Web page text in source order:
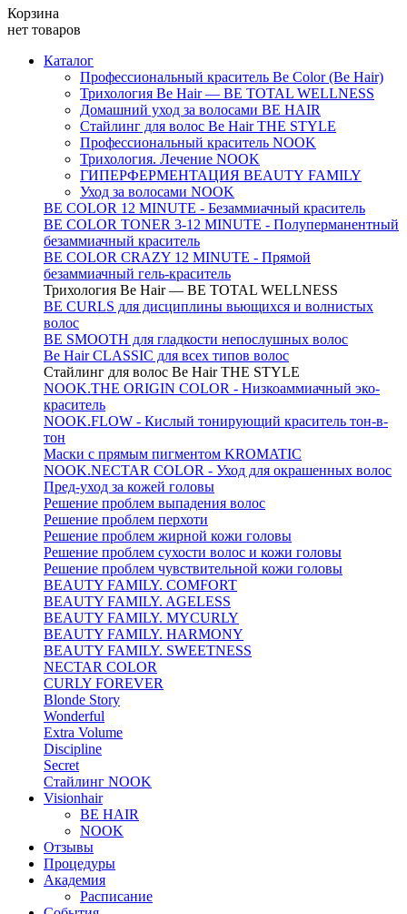
Корзина
нет товаров
Каталог
Профессиональный краситель Be Color (Be Hair)
Трихология Be Hair — BE TOTAL WELLNESS
Домашний уход за волосами BE HAIR
Стайлинг для волос Be Hair THE STYLE
Профессиональный краситель NOOK
Трихология. Лечение NOOK
ГИПЕРФЕРМЕНТАЦИЯ BEAUTY FAMILY
Уход за волосами NOOK
BE COLOR 12 MINUTE - Безаммиачный краситель
BE COLOR TONER 3-12 MINUTE - Полуперманентный
безаммиачный краситель
BE COLOR CRAZY 12 MINUTE - Прямой
безаммиачный гель-краситель
Трихология Be Hair — BE TOTAL WELLNESS
BE CURLS для дисциплины вьющихся и волнистых
волос
BE SMOOTH для гладкости непослушных волос
Be Hair CLASSIC для всех типов волос
Стайлинг для волос Be Hair THE STYLE
NOOK.THE ORIGIN COLOR - Низкоаммиачный эко-
краситель
NOOK.FLOW - Кислый тонирующий краситель тон-в-
тон
Маски с прямым пигментом KROMATIC
NOOK.NECTAR COLOR - Уход для окрашенных волос
Пред-уход за кожей головы
Решение проблем выпадения волос
Решение проблем перхоти
Решение проблем жирной кожи головы
Решение проблем сухости волос и кожи головы
Решение проблем чувствительной кожи головы
BEAUTY FAMILY. COMFORT
BEAUTY FAMILY. AGELESS
BEAUTY FAMILY. MYCURLY
BEAUTY FAMILY. HARMONY
BEAUTY FAMILY. SWEETNESS
NECTAR COLOR
CURLY FOREVER
Blonde Story
Wonderful
Extra Volume
Discipline
Secret
Стайлинг NOOK
Visionhair
BE HAIR
NOOK
Отзывы
Процедуры
Академия
Расписание